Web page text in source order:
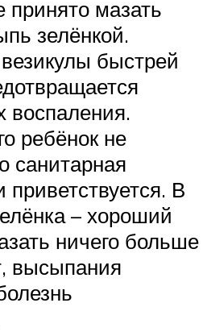
мазать
зелёнкой.
быстрей
воспаления.
ребёнок не
санитарная
В
– хороший
ничего больше
высыпания